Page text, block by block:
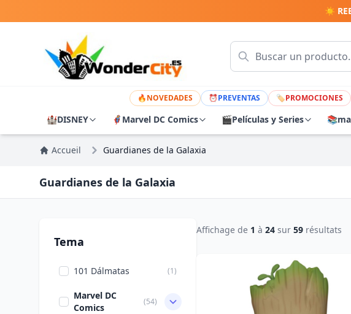
☀️
🔥NOVEDADES ⏰PREVENTAS 🏷PROMOCIONES
🏰DISNEY 🦸 Marvel DC Comics 🎬Películas y Series 📚
Accueil Guardianes de la Galaxia
Guardianes de la Galaxia
Tema
101 Dálmatas (1)
Marvel DC
Comics
(54)
Affichage de 1 à 24 sur 59 résultats